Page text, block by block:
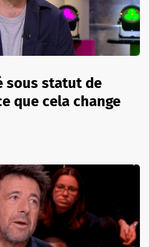
sous statut de
que cela change